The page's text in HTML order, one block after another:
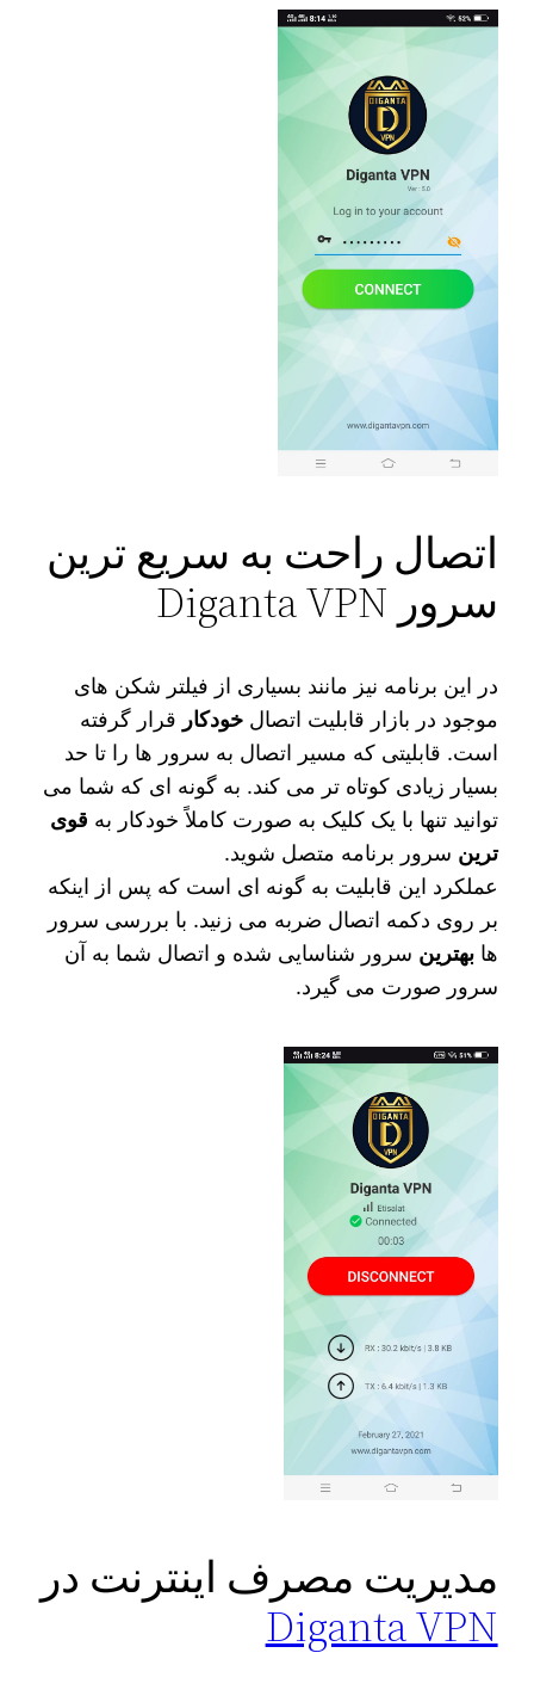
اتصال راحت به سریع ترین
سرور Diganta VPN
در این برنامه نیز مانند بسیاری از فیلتر شکن های
موجود در بازار قابلیت اتصالخودکار قرار گرفته
است. قابلیتی که مسیر اتصال به سرور ها را تا حد
بسیار زیادی کوتاه‌ تر می‌ کند. به گونه ای که شما می‌
توانید تنها با یک کلیک به صورت کاملاً خودکار به قوی‌
ترین سرور برنامه متصل شوید.
عملکرد این قابلیت به گونه ای است که پس از اینکه
بر روی دکمه اتصال ضربه می‌ زنید. با بررسی سرور
هابهترین سرور شناسایی شده و اتصال شما به آن
سرور صورت می گیرد.
مدیریت مصرف اینترنت در
Diganta VPN